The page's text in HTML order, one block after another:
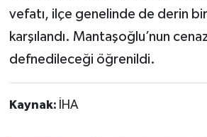
vefatı, ilçe genelinde de derin
karşılandı. Mantaşoğlu’nun
defnedileceği öğrenildi.
Kaynak: İHA